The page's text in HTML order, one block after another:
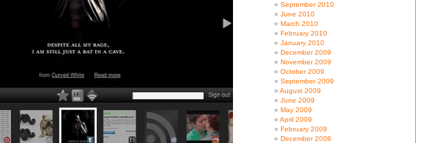
September 2010
June 2010
March 2010
February 2010
January 2010
December 2009
November 2009
October 2009
September 2009
August 2009
June 2009
May 2009
April 2009
February 2009
December 2008